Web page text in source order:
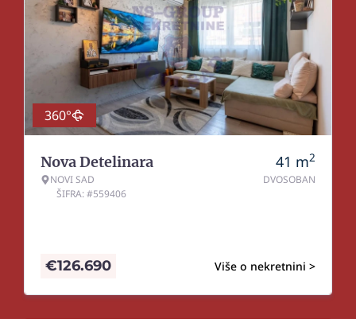
360°
Nova Detelinara
NOVI SAD
ŠIFRA: #559406
41 m2
DVOSOBAN
Više o nekretnini >
€126.690